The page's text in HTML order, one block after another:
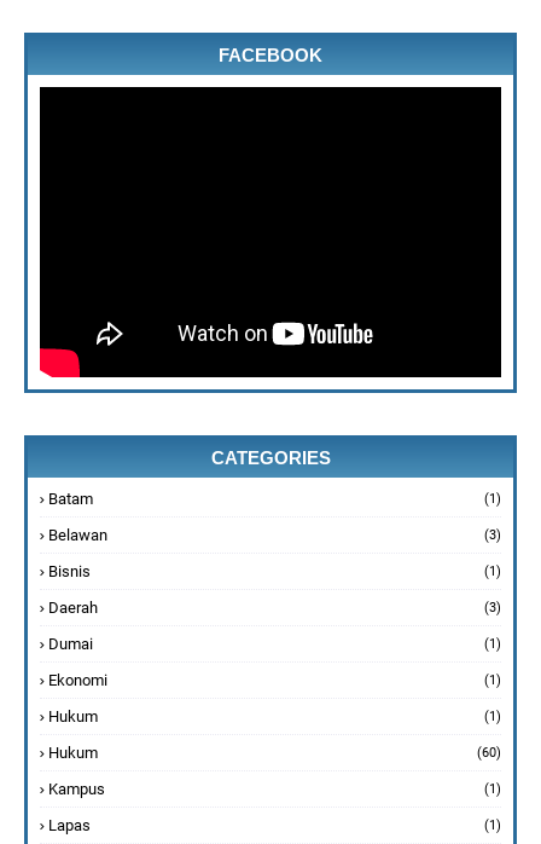
FACEBOOK
CATEGORIES
Batam (1)
Belawan (3)
Bisnis (1)
Daerah (3)
Dumai (1)
Ekonomi (1)
Hukum (1)
Hukum (60)
Kampus (1)
Lapas (1)